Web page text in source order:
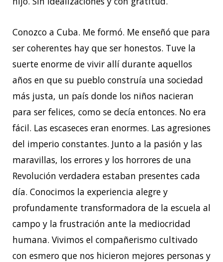
Conozco a Cuba. Me formó. Me enseñó que para
ser coherentes hay que ser honestos. Tuve la
suerte enorme de vivir allí durante aquellos
años en que su pueblo construía una sociedad
más justa, un país donde los niños nacieran
para ser felices, como se decía entonces. No era
fácil. Las escaseces eran enormes. Las agresiones
del imperio constantes. Junto a la pasión y las
maravillas, los errores y los horrores de una
Revolución verdadera estaban presentes cada
día. Conocimos la experiencia alegre y
profundamente transformadora de la escuela al
campo y la frustración ante la mediocridad
humana. Vivimos el compañerismo cultivado
con esmero que nos hicieron mejores personas y